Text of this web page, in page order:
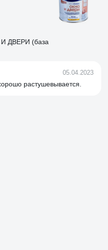
И ДВЕРИ (база
05.04.2023
растушевывается.